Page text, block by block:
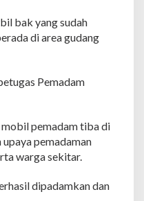
bak yang sudah
di area gudang
Pemadam
pemadam tiba di
pemadaman
warga sekitar.
dipadamkan dan